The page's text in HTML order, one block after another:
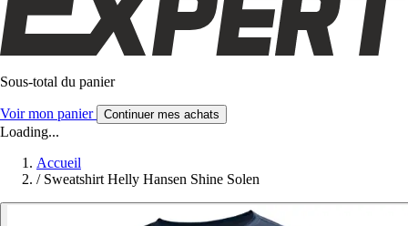
Sous-total du panier
Voir mon panier Continuer mes achats
Loading...
Accueil
/ Sweatshirt Helly Hansen Shine Solen